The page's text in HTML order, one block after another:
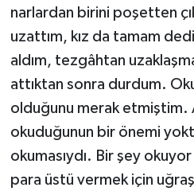
narlardan birini poşetten
uzattım, kız da tamam
aldım, tezgâhtan
attıktan sonra durdum.
olduğunu merak etmiştim.
okuduğunun bir önemi
okumasıydı. Bir şey
para üstü vermek için